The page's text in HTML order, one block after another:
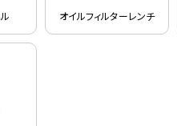
オイルフィルターレンチ